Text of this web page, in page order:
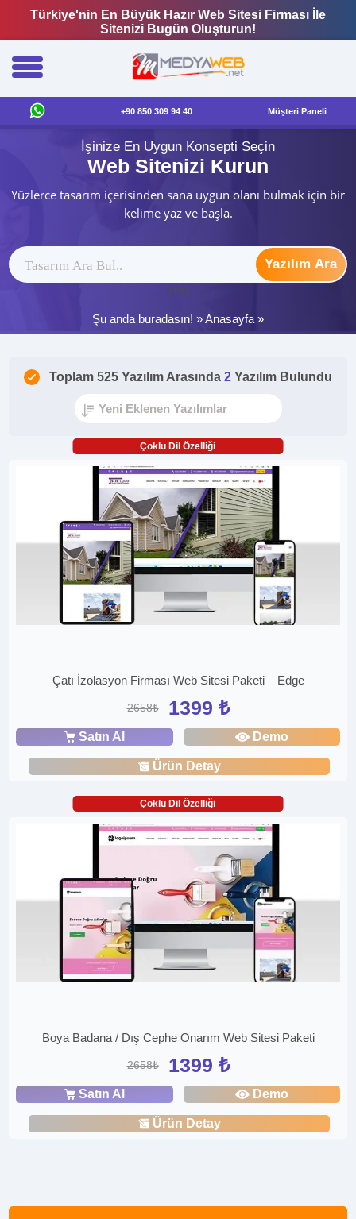
Türkiye'nin En Büyük Hazır Web Sitesi Firması İle
Sitenizi Bugün Oluşturun!
+90 850 309 94 40 Müşteri Paneli
İşinize En Uygun Konsepti Seçin
Web Sitenizi Kurun
Yüzlerce tasarım içerisinden sana uygun olanı bulmak için bir
kelime yaz ve başla.
Yazılım Ara
ytag
Şu anda buradasın! »Anasayfa »
Toplam 525 Yazılım Arasında 2 Yazılım Bulundu
Çoklu Dil Özelliği
Çatı İzolasyon Firması Web Sitesi Paketi – Edge
2658₺ 1399 ₺
Satın Al Demo
Ürün Detay
Çoklu Dil Özelliği
Boya Badana / Dış Cephe Onarım Web Sitesi Paketi
2658₺ 1399 ₺
Satın Al Demo
Ürün Detay